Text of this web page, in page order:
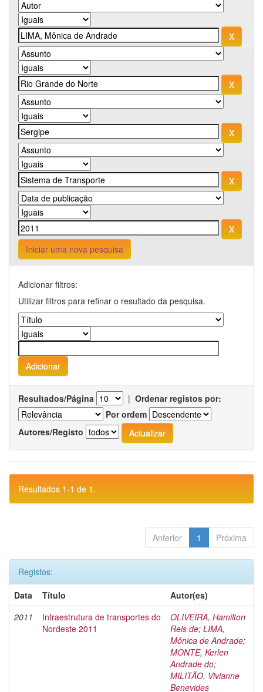
Iniciar uma nova pesquisa
Adicionar filtros:
Utilizar filtros para refinar o resultado da pesquisa.
Resultados/Página | Ordenar registos por:
Por ordem
Autores/Registo
Resultados 1-1 de 1.
Anterior 1 Próxima
Registos:
Data
Título
Autor(es)
2011
Infraestrutura de transportes do
Nordeste 2011
OLIVEIRA, Hamilton
Reis de; LIMA,
Mônica de Andrade;
MONTE, Kerlen
Andrade do;
MILITÃO, Vivianne
Benevides